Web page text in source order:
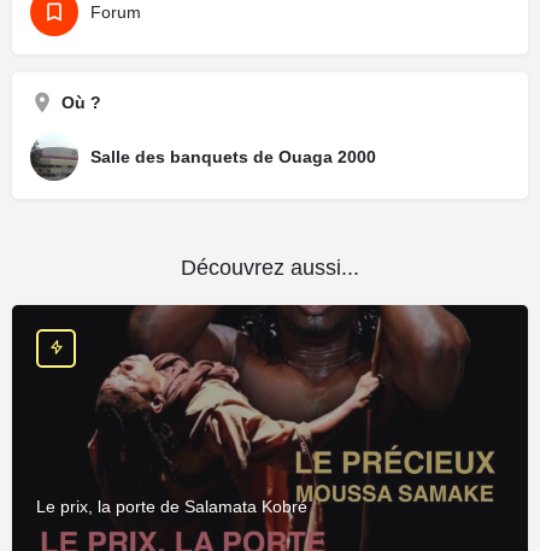
Forum
Où ?
Salle des banquets de Ouaga 2000
Découvrez aussi...
Le prix, la porte de Salamata Kobré